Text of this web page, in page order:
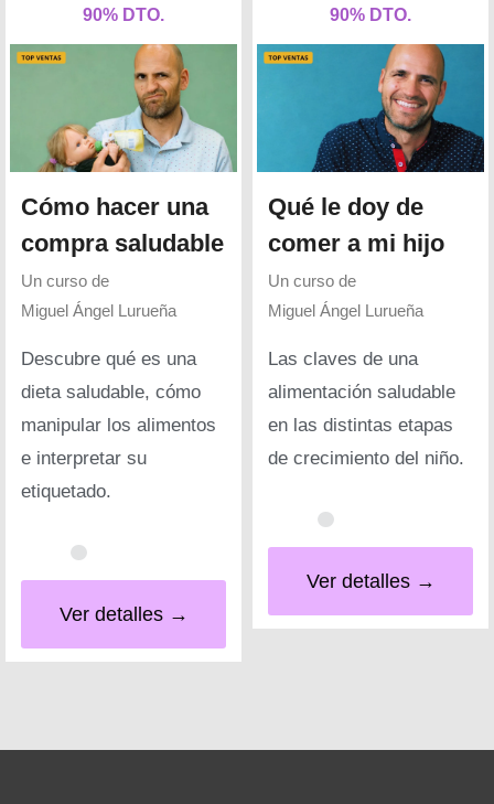
90% DTO.
Cómo hacer una
compra saludable
Un curso de
Miguel Ángel Lurueña
Descubre qué es una
dieta saludable, cómo
manipular los alimentos
e interpretar su
etiquetado.
Ver detalles →
90% DTO.
Qué le doy de
comer a mi hijo
Un curso de
Miguel Ángel Lurueña
Las claves de una
alimentación saludable
en las distintas etapas
de crecimiento del niño.
Ver detalles →